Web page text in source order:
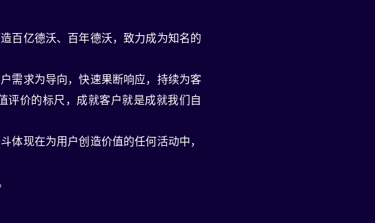
百亿德沃、百年德沃，致力成为知名的
需求为导向，快速果断响应，持续为客
评价的标尺，成就客户就是成就我们自
体现在为用户创造价值的任何活动中，